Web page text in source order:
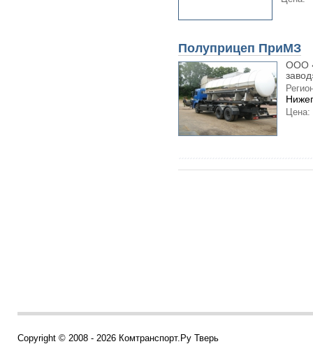
Полуприцеп ПриМЗ
ООО
Цена:
Copyright © 2008 - 2026 Комтранспорт.Ру Тверь